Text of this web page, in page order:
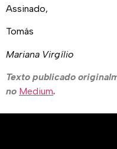
Assinado,
Tomás
Mariana Virgílio
Texto publicado
no Medium.